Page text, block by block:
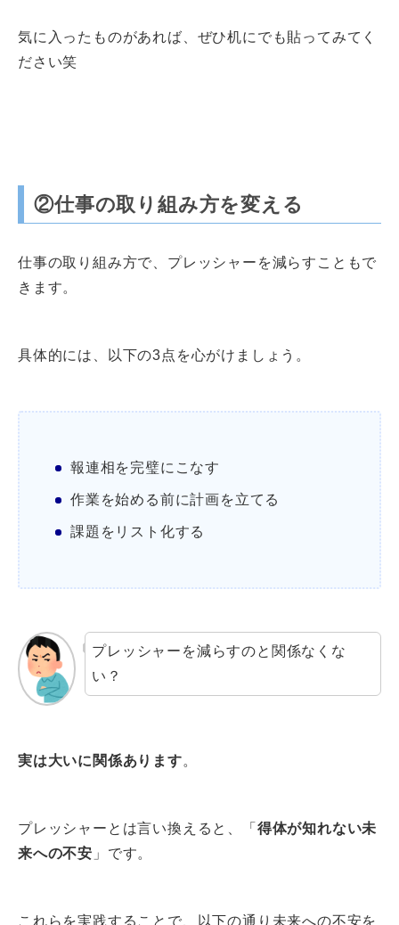
気に入ったものがあれば、ぜひ机にでも貼ってみてく
ださい笑
②仕事の取り組み方を変える
仕事の取り組み方で、プレッシャーを減らすこともで
きます。
具体的には、以下の3点を心がけましょう。
報連相を完璧にこなす
作業を始める前に計画を立てる
課題をリスト化する
プレッシャーを減らすのと関係なくな
い？
実は大いに関係あります。
プレッシャーとは言い換えると、「 得体が知れない未
来への不安 」です。
これらを実践することで、以下の通り未来への不安を